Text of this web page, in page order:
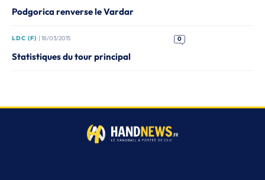
Podgorica renverse le Vardar
LDC (F) | 18/03/2015 0
Statistiques du tour principal